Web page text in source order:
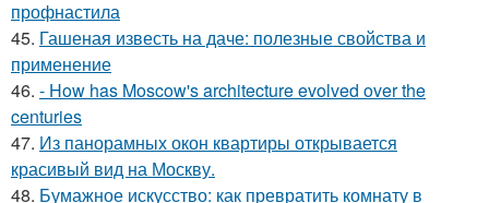
профнастила
45. Гашеная известь на даче: полезные свойства и
применение
46. - How has Moscow's architecture evolved over the
centuries
47. Из панорамных окон квартиры открывается
красивый вид на Москву.
48. Бумажное искусство: как превратить комнату в